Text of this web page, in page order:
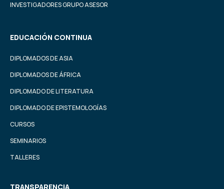
INVESTIGADORES GRUPO ASESOR
EDUCACIÓN CONTINUA
DIPLOMADOS DE ASIA
DIPLOMADOS DE ÁFRICA
DIPLOMADO DE LITERATURA
DIPLOMADO DE EPISTEMOLOGÍAS
CURSOS
SEMINARIOS
TALLERES
TRANSPARENCIA